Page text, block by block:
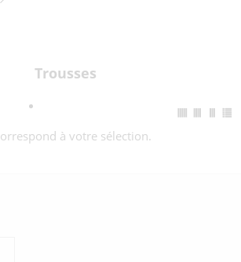
Trousses
à votre sélection.